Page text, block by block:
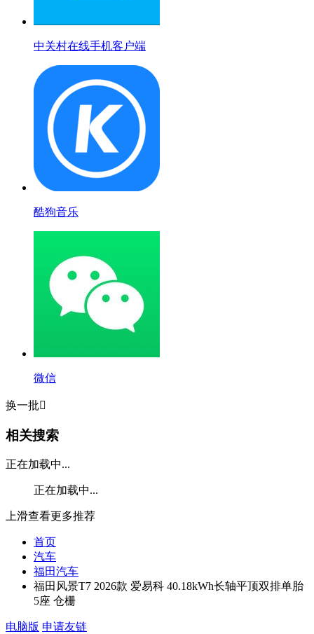
中关村在线手机客户端
酷狗音乐
微信
换一批
相关搜索
正在加载中...
正在加载中...
上滑查看更多推荐
首页
汽车
福田汽车
福田风景T7 2026款 爱易科 40.18kWh长轴平顶双排单胎
5座 仓栅
电脑版 申请友链